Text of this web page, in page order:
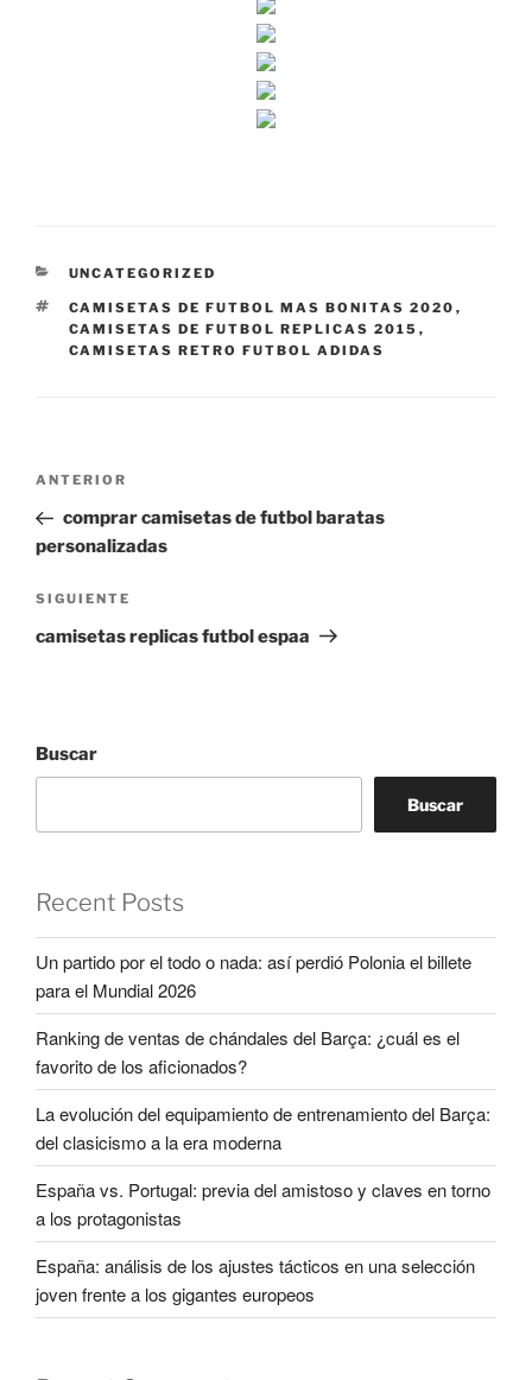
CATEGORÍAS
UNCATEGORIZED
ETIQUETAS
CAMISETAS DE FUTBOL MAS BONITAS 2020 ,
CAMISETAS DE FUTBOL REPLICAS 2015 ,
CAMISETAS RETRO FUTBOL ADIDAS
Navegación
entradas
Entrada
anterior:
ANTERIOR
comprar camisetas de futbol baratas
personalizadas
Siguiente
entrada
SIGUIENTE
camisetas replicas futbol espaa
Buscar
Buscar
Recent Posts
Un partido por el todo o nada: así perdió Polonia el billete
para el Mundial 2026
Ranking de ventas de chándales del Barça: ¿cuál es el
favorito de los aficionados?
La evolución del equipamiento de entrenamiento del Barça:
del clasicismo a la era moderna
España vs. Portugal: previa del amistoso y claves en torno
a los protagonistas
España: análisis de los ajustes tácticos en una selección
joven frente a los gigantes europeos